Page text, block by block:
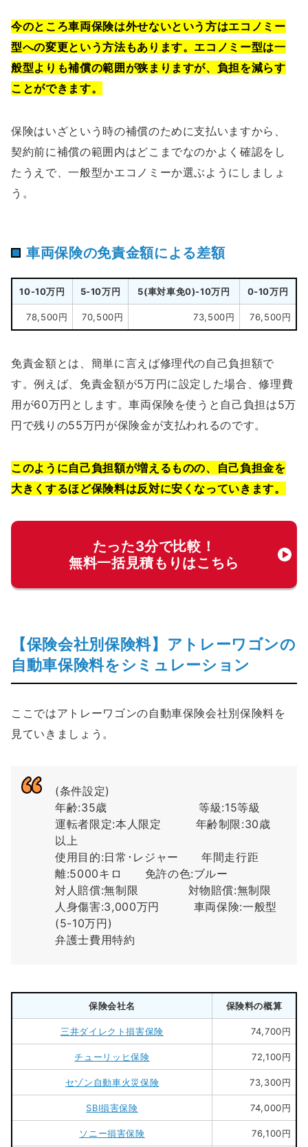
今のところ車両保険は外せないという方はエコノミー
型への変更という方法もあります。エコノミー型は一
般型よりも補償の範囲が狭まりますが、負担を減らす
ことができます。
保険はいざという時の補償のために支払いますから、
契約前に補償の範囲内はどこまでなのかよく確認をし
たうえで、一般型かエコノミーか選ぶようにしましょ
う。
車両保険の免責金額による差額
10-10万円 5-10万円 5(車対車免0)-10万円 0-10万円
78,500円 70,500円 73,500円 76,500円
免責金額とは、簡単に言えば修理代の自己負担額で
す。例えば、免責金額が5万円に設定した場合、修理費
用が60万円とします。車両保険を使うと自己負担は5万
円で残りの55万円が保険金が支払われるのです。
このように自己負担額が増えるものの、自己負担金を
大きくするほど保険料は反対に安くなっていきます。
たった3分で比較！
無料一括見積もりはこちら
【保険会社別保険料】アトレーワゴンの
自動車保険料をシミュレーション
ここではアトレーワゴンの自動車保険会社別保険料を
見ていきましょう。
(条件設定)
年齢:35歳 等級:15等級
運転者限定:本人限定 年齢制限:30歳
以上
使用目的:日常･レジャー 年間走行距
離:5000キロ 免許の色:ブルー
対人賠償:無制限 対物賠償:無制限
人身傷害:3,000万円 車両保険:一般型
(5-10万円)
弁護士費用特約
保険会社名 保険料の概算
三井ダイレクト損害保険 74,700円
チューリッヒ保険 72,100円
セゾン自動車火災保険 73,300円
SBI損害保険 74,000円
ソニー損害保険 76,100円